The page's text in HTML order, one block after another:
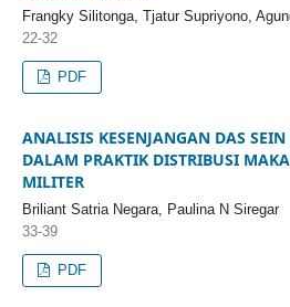
Frangky Silitonga, Tjatur Supriyono,
22-32
PDF
ANALISIS KESENJANGAN DAS
DALAM PRAKTIK DISTRIBUSI
MILITER
Briliant Satria Negara, Paulina N Siregar
33-39
PDF